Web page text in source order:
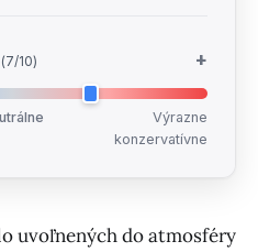
(7/10) +
Výrazne
konzervatívne
uvoľnených do atmosféry